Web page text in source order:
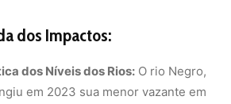
dos Impactos:
dos Níveis dos Rios: O rio Negro,
em 2023 sua menor vazante em